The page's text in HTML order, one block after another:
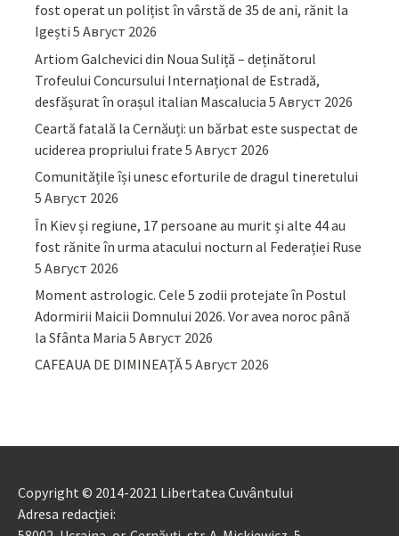
fost operat un polițist în vârstă de 35 de ani, rănit la
Igești 5 Август 2026
Artiom Galchevici din Noua Suliță – deținătorul
Trofeului Concursului Internațional de Estradă,
desfășurat în orașul italian Mascalucia 5 Август 2026
Ceartă fatală la Cernăuți: un bărbat este suspectat de
uciderea propriului frate 5 Август 2026
Comunitățile își unesc eforturile de dragul tineretului
5 Август 2026
În Kiev și regiune, 17 persoane au murit și alte 44 au
fost rănite în urma atacului nocturn al Federației Ruse
5 Август 2026
Moment astrologic. Cele 5 zodii protejate în Postul
Adormirii Maicii Domnului 2026. Vor avea noroc până
la Sfânta Maria 5 Август 2026
CAFEAUA DE DIMINEAȚĂ5 Август 2026
Copyright © 2014-2021 Libertatea Cuvântului
Adresa redacției: